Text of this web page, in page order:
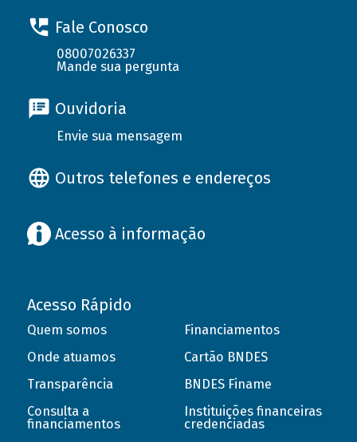
Fale Conosco
08007026337
Mande sua pergunta
Ouvidoria
Envie sua mensagem
Outros telefones e endereços
Acesso à informação
Acesso Rápido
Quem somos
Onde atuamos
Transparência
Consulta a
financiamentos
Financiamentos
Cartão BNDES
BNDES Finame
Instituições financeiras
credenciadas